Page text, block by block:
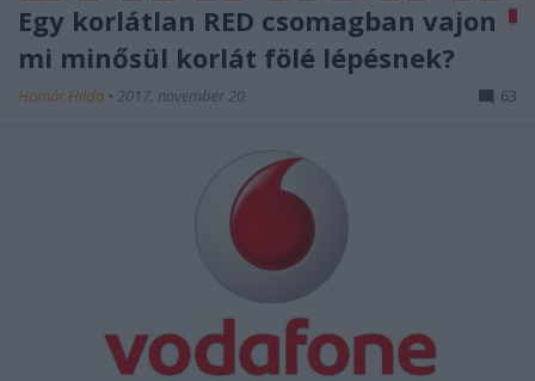
Egy korlátlan RED csomagban vajon
mi minősül korlát fölé lépésnek?
Homár Hilda • 2017. november 20. 63